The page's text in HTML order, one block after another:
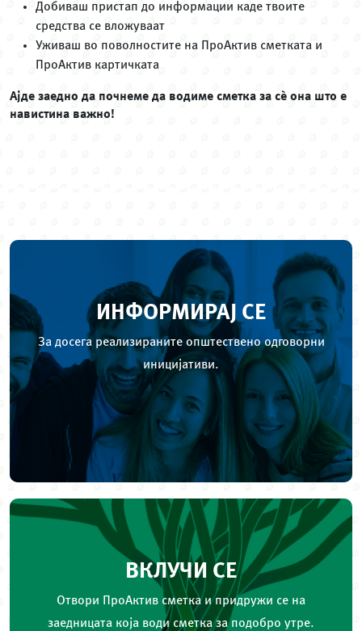
Добиваш пристап до информации каде твоите
средства се вложуваат
Уживаш во поволностите на ПроАктив сметката и
ПроАктив картичката
Ајде заедно да почнеме да водиме сметка за сѐ она што е
навистина важно!
ИНФОРМИРАЈ СЕ
За досега реализираните општествено одговорни
иницијативи.
ВКЛУЧИ СЕ
Отвори ПроАктив сметка и придружи се на
заедницата која води сметка за подобро утре.